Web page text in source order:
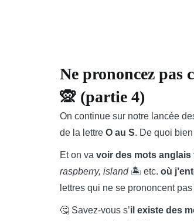
Ne prononcez pas
🙊 (partie 4)
On continue sur notre lancée
de la lettreO au S. De quoi
Et on vavoir des mots
raspberry, island🏝️ etc.où
lettres qui ne se prononcent pas
🤔 Savez-vous s’il existe des